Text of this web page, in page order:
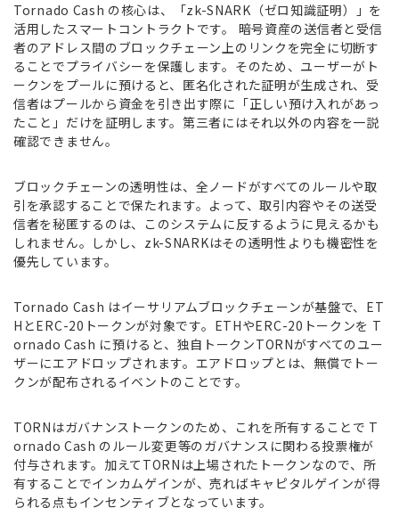
Tornado Cash の核心は、「zk-SNARK（ゼロ知識証明）」を
活用したスマートコントラクトです。 暗号資産の送信者と受信
者のアドレス間のブロックチェーン上のリンクを完全に切断す
ることでプライバシーを保護します。そのため、ユーザーがト
ークンをプールに預けると、匿名化された証明が生成され、受
信者はプールから資金を引き出す際に「正しい預け入れがあっ
たこと」だけを証明します。第三者にはそれ以外の内容を一説
確認できません。
ブロックチェーンの透明性は、全ノードがすべてのルールや取
引を承認することで保たれます。よって、取引内容やその送受
信者を秘匿するのは、このシステムに反するように見えるかも
しれません。しかし、zk-SNARKはその透明性よりも機密性を
優先しています。
Tornado Cash はイーサリアムブロックチェーンが基盤で、ET
HとERC-20トークンが対象です。ETHやERC-20トークンを T
ornado Cash に預けると、独自トークンTORNがすべてのユー
ザーにエアドロップされます。エアドロップとは、無償でトー
クンが配布されるイベントのことです。
TORNはガバナンストークンのため、これを所有することで T
ornado Cash のルール変更等のガバナンスに関わる投票権が
付与されます。加えてTORNは上場されたトークンなので、所
有することでインカムゲインが、売ればキャピタルゲインが得
られる点もインセンティブとなっています。